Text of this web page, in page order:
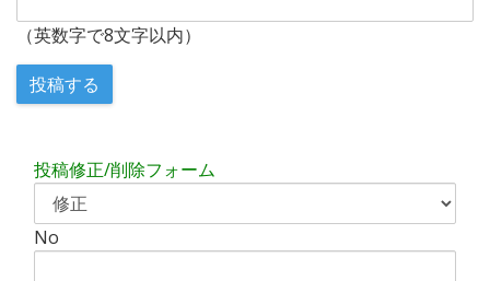
（英数字で8文字以内）
投稿修正/削除フォーム
No